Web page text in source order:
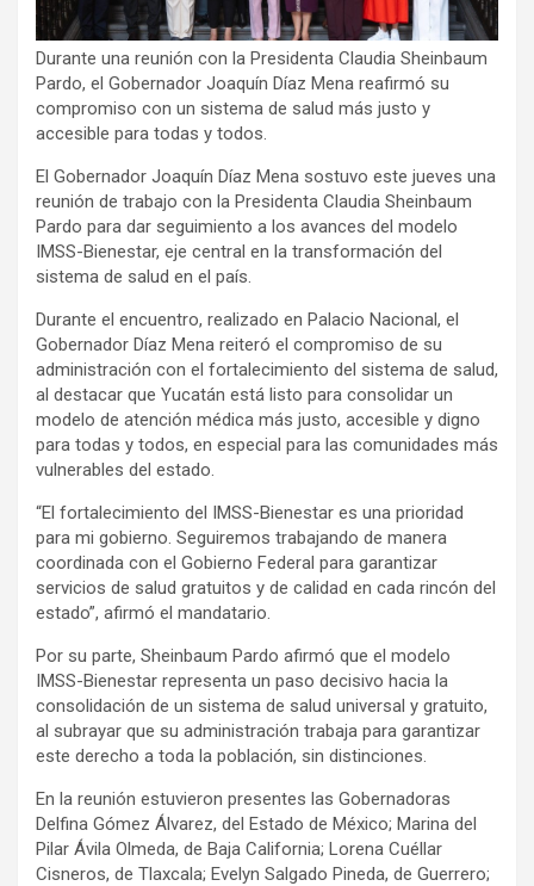
Durante una reunión con la Presidenta Claudia Sheinbaum
Pardo, el Gobernador Joaquín Díaz Mena reafirmó su
compromiso con un sistema de salud más justo y
accesible para todas y todos.
El Gobernador Joaquín Díaz Mena sostuvo este jueves una
reunión de trabajo con la Presidenta Claudia Sheinbaum
Pardo para dar seguimiento a los avances del modelo
IMSS-Bienestar, eje central en la transformación del
sistema de salud en el país.
Durante el encuentro, realizado en Palacio Nacional, el
Gobernador Díaz Mena reiteró el compromiso de su
administración con el fortalecimiento del sistema de salud,
al destacar que Yucatán está listo para consolidar un
modelo de atención médica más justo, accesible y digno
para todas y todos, en especial para las comunidades más
vulnerables del estado.
“El fortalecimiento del IMSS-Bienestar es una prioridad
para mi gobierno. Seguiremos trabajando de manera
coordinada con el Gobierno Federal para garantizar
servicios de salud gratuitos y de calidad en cada rincón del
estado”, afirmó el mandatario.
Por su parte, Sheinbaum Pardo afirmó que el modelo
IMSS-Bienestar representa un paso decisivo hacia la
consolidación de un sistema de salud universal y gratuito,
al subrayar que su administración trabaja para garantizar
este derecho a toda la población, sin distinciones.
En la reunión estuvieron presentes las Gobernadoras
Delfina Gómez Álvarez, del Estado de México; Marina del
Pilar Ávila Olmeda, de Baja California; Lorena Cuéllar
Cisneros, de Tlaxcala; Evelyn Salgado Pineda, de Guerrero;